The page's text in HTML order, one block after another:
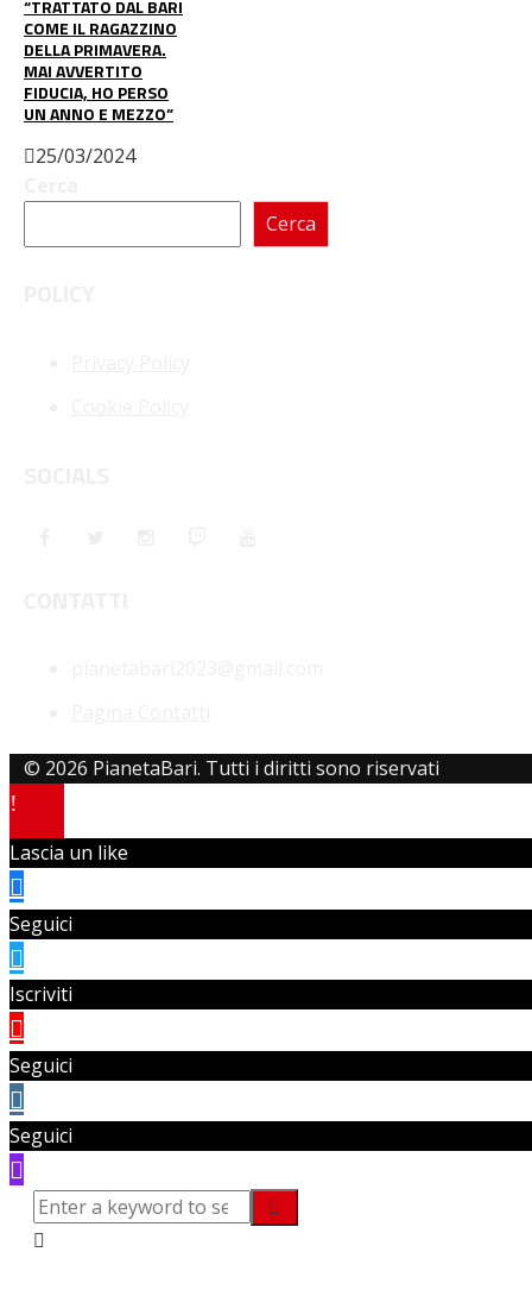
“TRATTATO DAL BARI
COME IL RAGAZZINO
DELLA PRIMAVERA.
MAI AVVERTITO
FIDUCIA, HO PERSO
UN ANNO E MEZZO”
25/03/2024
Cerca
© 2026 PianetaBari. Tutti i diritti sono riservati
Lascia un like
Seguici
Iscriviti
Seguici
Seguici